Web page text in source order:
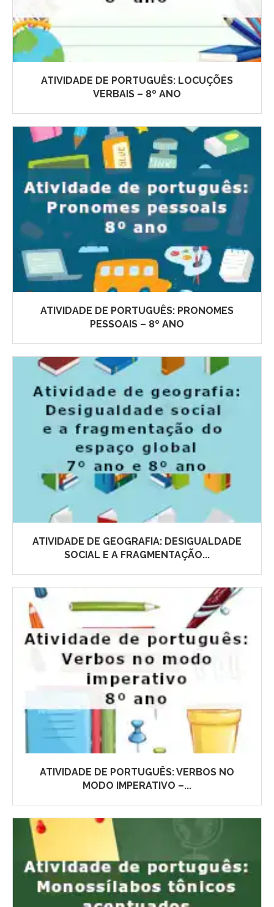
ATIVIDADE DE PORTUGUÊS: LOCUÇÕES
VERBAIS – 8º ANO
ATIVIDADE DE PORTUGUÊS: PRONOMES
PESSOAIS – 8º ANO
ATIVIDADE DE GEOGRAFIA: DESIGUALDADE
SOCIAL E A FRAGMENTAÇÃO...
ATIVIDADE DE PORTUGUÊS: VERBOS NO
MODO IMPERATIVO –...